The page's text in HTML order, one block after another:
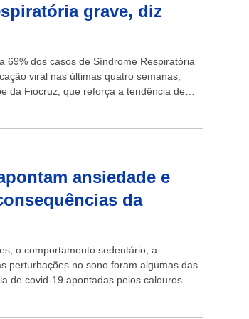
grave, diz
69% dos casos de Síndrome Respiratória
viral nas últimas quatro semanas,
da Fiocruz, que reforça a tendência de
ansiedade e
da
o comportamento sedentário, a
perturbações no sono foram algumas das
de covid-19 apontadas pelos calouros